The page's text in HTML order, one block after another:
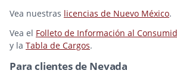
Vea nuestras licencias de Nuevo México.
Vea el Folleto de Información al
y la Tabla de Cargos.
Para clientes de Nevada